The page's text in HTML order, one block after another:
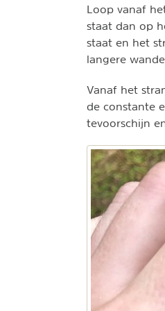
Loop vanaf
staat dan op
staat en het
langere
Vanaf het
de constante
tevoorschijn